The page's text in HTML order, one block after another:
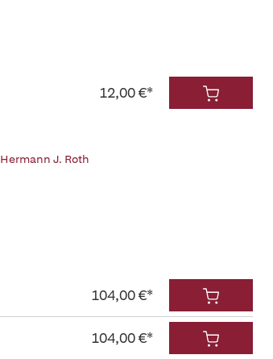
12,00 €*
Hermann J. Roth
104,00 €*
104,00 €*